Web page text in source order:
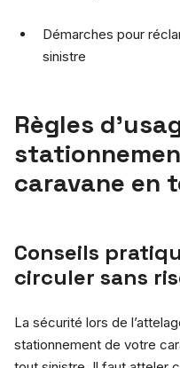
Démarches pour
sinistre
Règles
caravane en
Conseils
circuler sans
La sécurité lors de
stationnement de votre